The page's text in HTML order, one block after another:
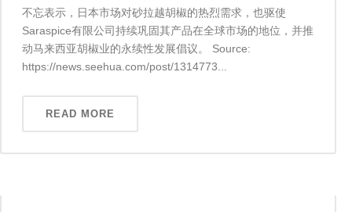
不忘表示，日本市场对砂拉越胡椒的热烈需求，也驱使
Saraspice有限公司持续巩固其产品在全球市场的地位，并推
动马来西亚胡椒业的永续性发展倡议。 Source:
https://news.seehua.com/post/1314773...
READ MORE